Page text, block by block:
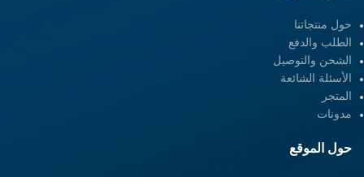
حول منتجاتنا
الطلب والدفع
الشحن والتوصيل
الأسئلة الشائعة
المتجر
مدونات
حول الموقع